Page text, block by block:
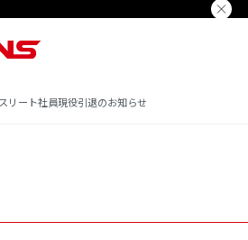
リート社員現役引退のお知らせ